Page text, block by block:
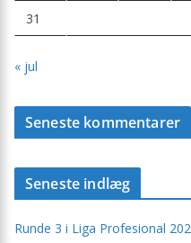
31
« jul
Seneste kommentarer
Seneste indlæg
Runde 3 i Liga Profesional